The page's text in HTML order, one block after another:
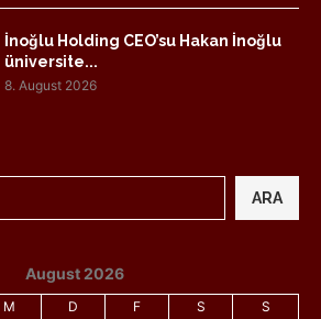
İnoğlu Holding CEO’su Hakan İnoğlu
üniversite...
8. August 2026
ARA
August 2026
M D F S S